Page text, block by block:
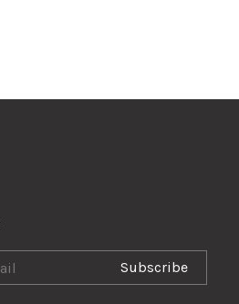
Subscribe